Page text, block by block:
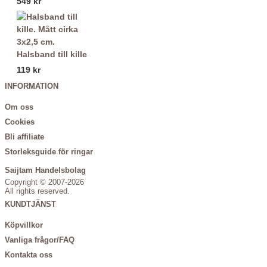
Halsband till kille
119 kr
INFORMATION
Om oss
Cookies
Bli affiliate
Storleksguide för ringar
Saijtam Handelsbolag
Copyright © 2007-2026
All rights reserved.
KUNDTJÄNST
Köpvillkor
Vanliga frågor/FAQ
Kontakta oss